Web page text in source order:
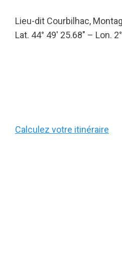
Lieu-dit Courbilhac,
Lat. 44° 49′ 25.68″ – Lon.
Calculez votre itinéraire